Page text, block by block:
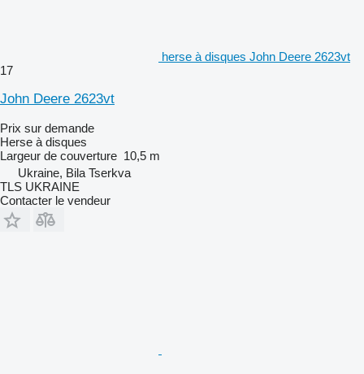
herse à disques John Deere 2623vt
17
John Deere 2623vt
Prix sur demande
Herse à disques
Largeur de couverture 10,5 m
Ukraine, Bila Tserkva
TLS UKRAINE
Contacter le vendeur